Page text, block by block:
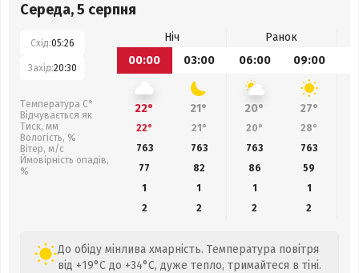
Середа, 5 серпня
Схід:05:26
Захід:20:30
Температура С°
Відчувається як
Тиск, мм
Вологість, %
Вітер, м/с
Ймовірність опадів,
%
Ніч
Ранок
00:00
03:00 06:00 09:00
22° 21° 20° 27°
22° 21° 20° 28°
763
763 763 763
77
82 86 59
1
1 1
1
2
2 2 2
До обіду мінлива хмарність. Температура повітря
від +19°C до +34°C, дуже тепло, тримайтеся в тіні.